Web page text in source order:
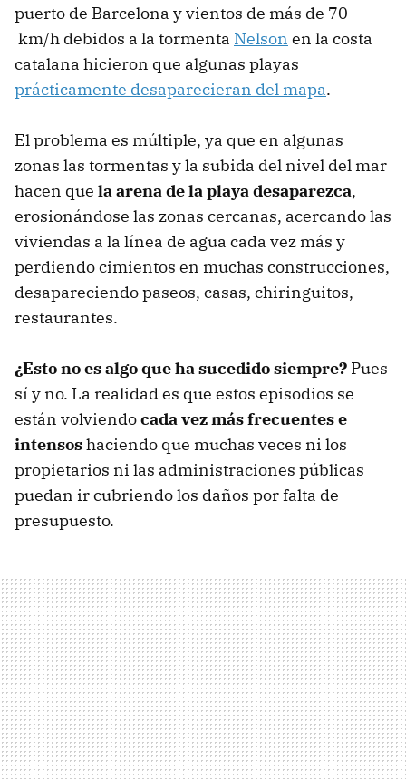
puerto de Barcelona y vientos de más de 70
km/h debidos a la tormenta Nelson en la costa
catalana hicieron que algunas playas
prácticamente desaparecieran del mapa.
El problema es múltiple, ya que en algunas
zonas las tormentas y la subida del nivel del mar
hacen que la arena de la playa desaparezca,
erosionándose las zonas cercanas, acercando las
viviendas a la línea de agua cada vez más y
perdiendo cimientos en muchas construcciones,
desapareciendo paseos, casas, chiringuitos,
restaurantes.
¿Esto no es algo que ha sucedido siempre? Pues
sí y no. La realidad es que estos episodios se
están volviendocada vez más frecuentes e
intensoshaciendo que muchas veces ni los
propietarios ni las administraciones públicas
puedan ir cubriendo los daños por falta de
presupuesto.